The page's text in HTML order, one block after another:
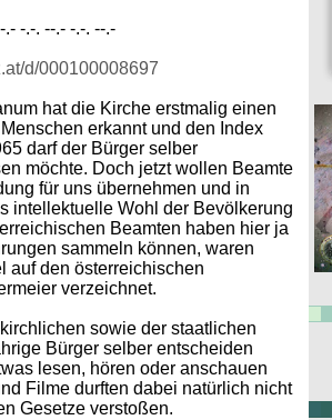
.- -.-. --.- -.-. --.-
d/000100008697
hat die Kirche erstmalig einen
erkannt und den Index
darf der Bürger selber
möchte. Doch jetzt wollen Beamte
für uns übernehmen und in
intellektuelle Wohl der Bevölkerung
Beamten haben hier ja
sammeln können, waren
auf den österreichischen
verzeichnet.
sowie der staatlichen
Bürger selber entscheiden
lesen, hören oder anschauen
Filme durften dabei natürlich nicht
Gesetze verstoßen.